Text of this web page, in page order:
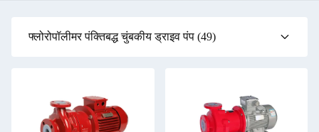
फ्लोरोपॉलीमर पंक्तिबद्ध चुंबकीय ड्राइव पंप (49)